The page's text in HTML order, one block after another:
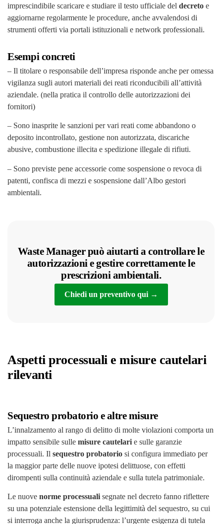
imprescindibile scaricare e studiare il testo ufficiale del decreto e
aggiornarne regolarmente le procedure, anche avvalendosi di
strumenti offerti via portali istituzionali e network professionali.
Esempi concreti
– Il titolare o responsabile dell’impresa risponde anche per omessa
vigilanza sugli autori materiali dei reati riconducibili all’attività
aziendale. (nella pratica il controllo delle autorizzazioni dei
fornitori)
– Sono inasprite le sanzioni per vari reati come abbandono o
deposito incontrollato, gestione non autorizzata, discariche
abusive, combustione illecita e spedizione illegale di rifiuti.
– Sono previste pene accessorie come sospensione o revoca di
patenti, confisca di mezzi e sospensione dall’Albo gestori
ambientali.
Waste Manager può aiutarti a controllare le
autorizzazioni e gestire correttamente le
prescrizioni ambientali.
Chiedi un preventivo qui→
Aspetti processuali e misure cautelari
rilevanti
Sequestro probatorio e altre misure
L’innalzamento al rango di delitto di molte violazioni comporta un
impatto sensibile sulle misure cautelari e sulle garanzie
processuali. Il sequestro probatorio si configura immediato per
la maggior parte delle nuove ipotesi delittuose, con effetti
dirompenti sulla continuità aziendale e sulla tutela patrimoniale.
Le nuove norme processuali segnate nel decreto fanno riflettere
su una potenziale estensione della legittimità del sequestro, su cui
si interroga anche la giurisprudenza: l’urgente esigenza di tutela